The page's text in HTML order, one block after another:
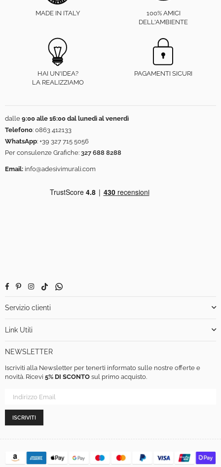
MADE IN ITALY
100% AMICI
DELL'AMBIENTE
HAI UN'IDEA?
LA REALIZZIAMO
PAGAMENTI SICURI
dalle 9:00 alle 16:00 dal lunedì al venerdì
Telefono: 0863 412133
WhatsApp: +39 327 715 5056
Per consulenze Grafiche: 327 688 8288
Email: info@adesivimurali.com
FacebookPinterestInstagram
TikTokWhatsapp
Servizio clienti
Link Utili
NEWSLETTER
Iscriviti alla Newsletter per tenerti informato sulle nostre offerte e
novità. Ricevi 5% DI SCONTO sul primo acquisto.
ISCRIVITI